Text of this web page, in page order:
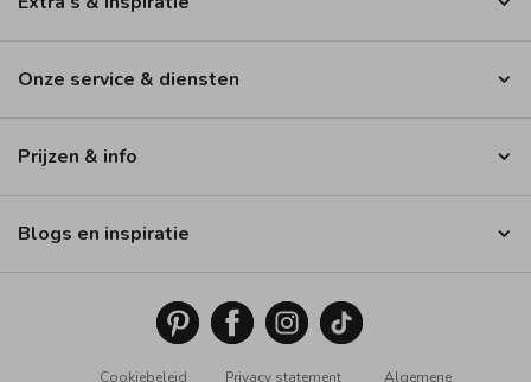
Onze service & diensten
Prijzen & info
Blogs en inspiratie
Cookiebeleid Privacy statement Algemene